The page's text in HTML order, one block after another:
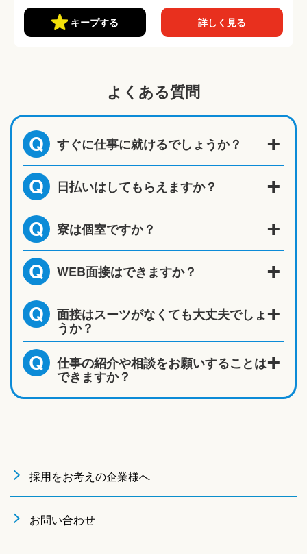
宿...
キープする 詳しく見る
よくある質問
Q すぐに仕事に就けるでしょうか？
Q 日払いはしてもらえますか？
Q 寮は個室ですか？
Q WEB面接はできますか？
Q 面接はスーツがなくても大丈夫でしょ
うか？
Q 仕事の紹介や相談をお願いすることは
できますか？
採用をお考えの企業様へ
お問い合わせ